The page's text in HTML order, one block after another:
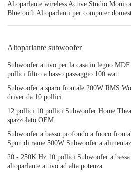
Altoparlante wireless Active Studio
Bluetooth Altoparlanti per computer
Altoparlante subwoofer
Subwoofer attivo per la casa in legno
pollici filtro a basso passaggio 100 watt
Subwoofer a sparo frontale 200W RMS
driver da 10 pollici
12 pollici 10 pollici Subwoofer Home
spazzolato OEM
Subwoofer a basso profondo a fuoco
Spun di rame 500W Subwoofer a
20 - 250K Hz 10 pollici Subwoofer a
altoparlante attivo ad alta potenza